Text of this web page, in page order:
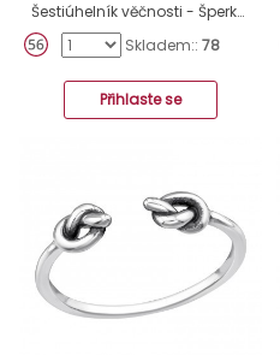
Šestiúhelník věčnosti - Šperkovní Stříbro 925 Prsteny Bez Kamenů A4S46167
Skladem:: 78
Přihlaste se